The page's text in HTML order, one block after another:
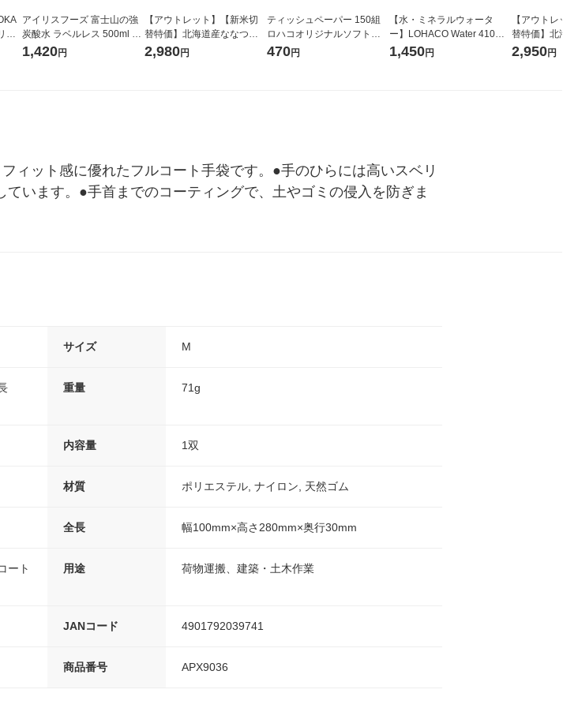
リ
超
アイリスフーズ 富士山の強
炭酸水 ラベルレス 500ml 1
箱（24本入）
1,420円
【アウトレット】【新米切
替特価】北海道産ななつぼ
し 無洗米 5kg 1袋 令和7年産
2,980円
ティッシュペーパー 150組
ロハコオリジナルソフトパ
ックティッシュ フィオナ オ
470円
【水・ミネラルウォータ
ー】LOHACO Water 410ml
1箱（20本入）ラベルレス
1,450円
【アウトレッ
替特価】北海
し 精白米 5kg
2,950円
ィット感に優れたフルコート手袋です。●手のひらには高いスベリ
います。●手首までのコーティングで、土やゴミの侵入を防ぎま
サイズ M
重量 71g
内容量 1双
材質 ポリエステル, ナイロン, 天然ゴム
全長 幅100mm×高さ280mm×奥行30mm
ート
用途 荷物運搬、建築・土木作業
JANコード 4901792039741
商品番号 APX9036